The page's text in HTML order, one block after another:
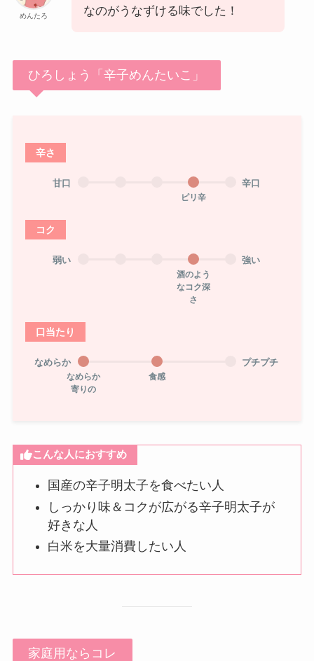
めんたろ
なのがうなずける味でした！
ひろしょう「辛子めんたいこ」
辛さ
甘口
ピリ辛
辛口
コク
弱い
酒のよう
なコク深
さ
強い
口当たり
なめらか
なめらか
寄りの
食感
プチプチ
こんな人におすすめ
国産の辛子明太子を食べたい人
しっかり味＆コクが広がる辛子明太子が
好きな人
白米を大量消費したい人
家庭用ならコレ